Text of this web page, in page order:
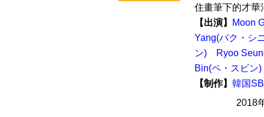
住畫筆下的才華
【出演】
Moon
Yang(パク・シ
ン)
Ryoo
Bin(ペ・スビン)
【制作】 韓国
2018